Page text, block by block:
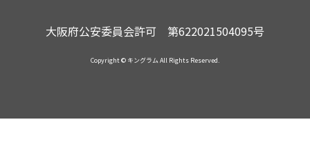
大阪府公安委員会許可 第622021504095号
Copyright © キングラム All Rights Reserved.